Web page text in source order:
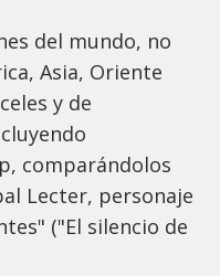
del mundo, no
Asia, Oriente
y de
comparándolos
Lecter, personaje
("El silencio de